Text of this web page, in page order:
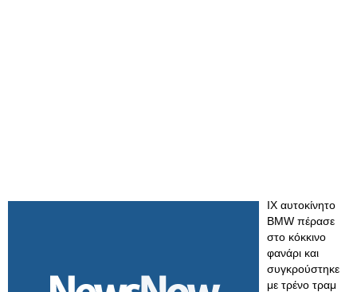
ΙΧ αυτοκίνητο
BMW πέρασε
στο κόκκινο
φανάρι και
συγκρούστηκε
με τρένο τραμ